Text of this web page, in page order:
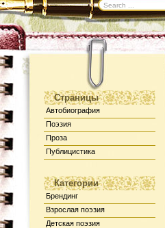
Страницы
Автобиография
Поэзия
Проза
Публицистика
Категории
Брендинг
Взрослая поэзия
Детская поэзия